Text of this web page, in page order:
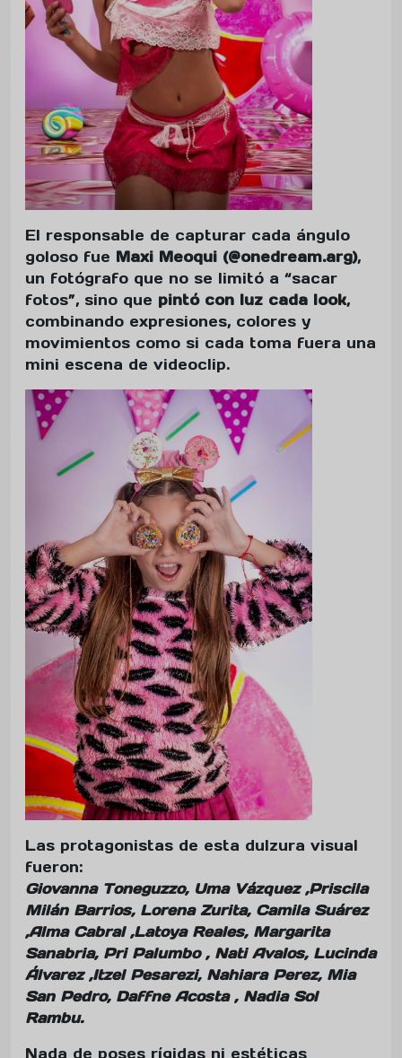
El responsable de capturar cada ángulo
goloso fue Maxi Meoqui (@onedream.arg),
un fotógrafo que no se limitó a “sacar
fotos”, sino que pintó con luz cada look,
combinando expresiones, colores y
movimientos como si cada toma fuera una
mini escena de videoclip.
Las protagonistas de esta dulzura visual
fueron:
Giovanna Toneguzzo, Uma Vázquez ,Priscila
Milán Barrios, Lorena Zurita, Camila Suárez
,Alma Cabral ,Latoya Reales, Margarita
Sanabria, Pri Palumbo , Nati Avalos, Lucinda
Álvarez ,Itzel Pesarezi, Nahiara Perez, Mia
San Pedro, Daffne Acosta , Nadia Sol
Rambu.
Nada de poses rígidas ni estéticas